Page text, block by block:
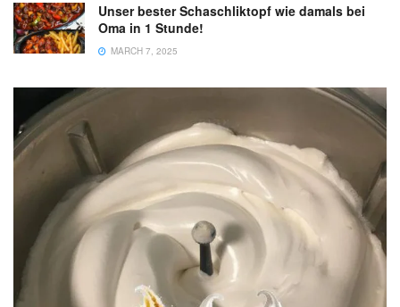
Unser bester Schaschliktopf wie damals bei
Oma in 1 Stunde!
MARCH 7, 2025